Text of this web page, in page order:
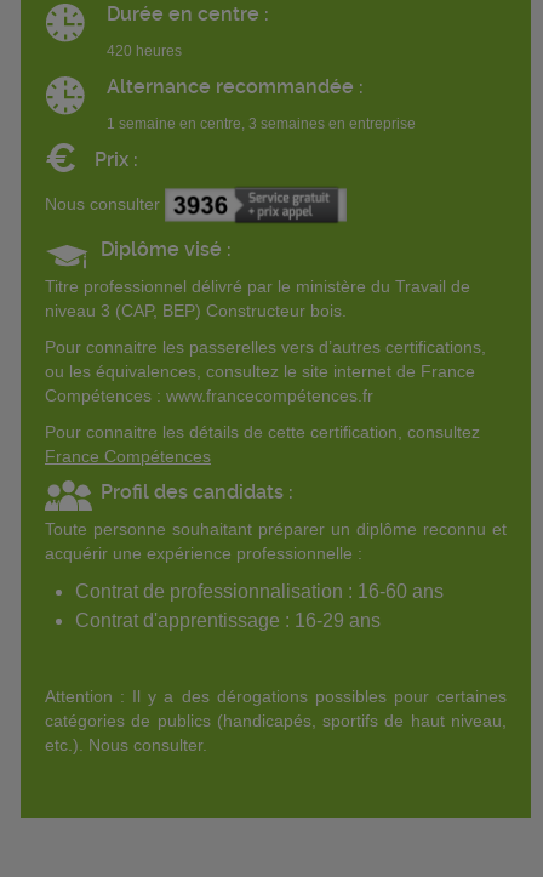
Durée en centre :
420 heures
Alternance recommandée :
1 semaine en centre, 3 semaines en entreprise
€ Prix :
Nous consulter
Diplôme visé :
Titre professionnel délivré par le ministère du Travail de
niveau 3 (CAP, BEP) Constructeur bois.
Pour connaitre les passerelles vers d’autres certifications,
ou les équivalences, consultez le site internet de France
Compétences : www.francecompétences.fr
Pour connaitre les détails de cette certification, consultez
France Compétences
Profil des candidats :
Toute personne souhaitant préparer un diplôme reconnu et
acquérir une expérience professionnelle :
Contrat de professionnalisation : 16-60 ans
Contrat d'apprentissage : 16-29 ans
Attention : Il y a des dérogations possibles pour certaines
catégories de publics (handicapés, sportifs de haut niveau,
etc.). Nous consulter.